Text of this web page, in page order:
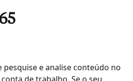
e analise conteúdo no